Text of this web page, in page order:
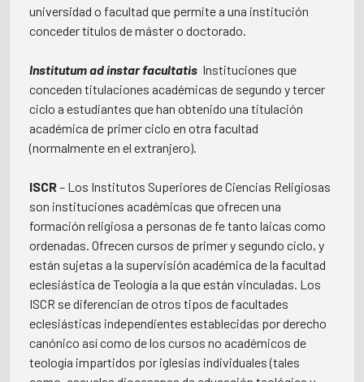
universidad o facultad que permite a una institución
conceder títulos de máster o doctorado.
Institutum ad instar facultatis  Instituciones que
conceden titulaciones académicas de segundo y tercer
ciclo a estudiantes que han obtenido una titulación
académica de primer ciclo en otra facultad
(normalmente en el extranjero).
ISCR– Los Institutos Superiores de Ciencias Religiosas
son instituciones académicas que ofrecen una
formación religiosa a personas de fe tanto laicas como
ordenadas. Ofrecen cursos de primer y segundo ciclo, y
están sujetas a la supervisión académica de la facultad
eclesiástica de Teología a la que están vinculadas. Los
ISCR se diferencian de otros tipos de facultades
eclesiásticas independientes establecidas por derecho
canónico así como de los cursos no académicos de
teología impartidos por iglesias individuales (tales